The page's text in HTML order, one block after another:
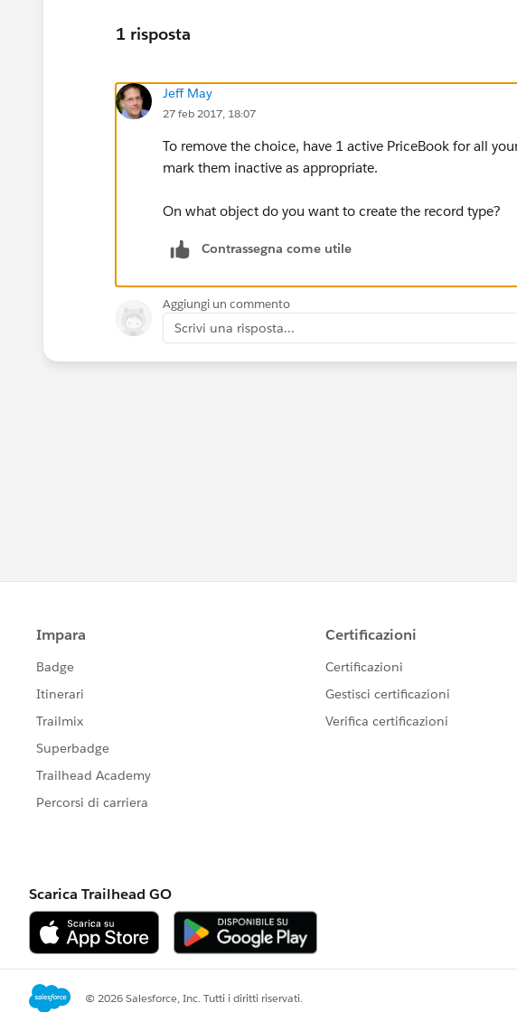
1 risposta
Jeff May
27 feb 2017, 18:07
To remove the choice, have 1 active PriceBook for all
mark them inactive as appropriate.
On what object do you want to create the record type?
Contrassegna come utile
Aggiungi un commento
Scrivi una risposta...